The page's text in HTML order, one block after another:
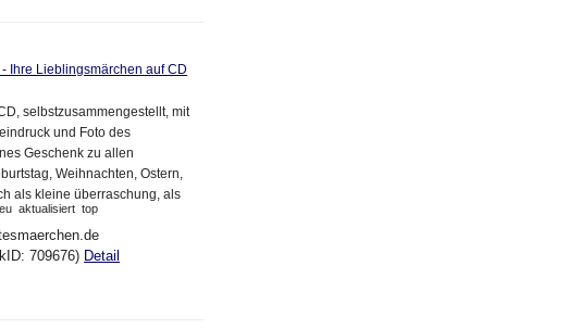
Ihre Lieblingsmärchen auf CD
selbstzusammengestellt, mit
und Foto des
Geschenk zu allen
Weihnachten, Ostern,
als kleine überraschung, als
aktualisiert top
709676) Detail